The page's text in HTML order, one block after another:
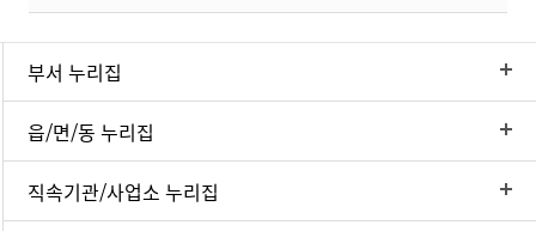
부서 누리집
읍/면/동 누리집
직속기관/사업소 누리집